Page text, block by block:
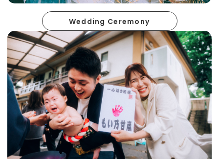
Wedding Ceremony